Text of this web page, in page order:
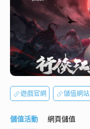
遊戲官網 儲值網站
儲值活動 網頁儲值